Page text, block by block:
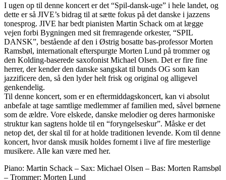
I ugen op til denne koncert er det “Spil-dansk-uge” i hele landet, og
dette er så JIVE’s bidrag til at sætte fokus på det danske i jazzens
tonesprog. JIVE har bedt pianisten Martin Schack om at lægge
vejen forbi Bygningen med sit fremragende orkester, “SPIL
DANSK”, bestående af den i Østrig bosatte bas-professor Morten
Ramsbøl, internationalt efterspurgte Morten Lund på trommer og
den Kolding-baserede saxofonist Michael Olsen. Det er fire fine
herrer, der kender den danske sangskat til bunds OG som kan
jazzificere den, så den lyder helt frisk og original og alligevel
genkendelig.
Til denne koncert, som er en eftermiddagskoncert, kan vi absolut
anbefale at tage samtlige medlemmer af familien med, såvel børnene
som de ældre. Vore elskede, danske melodier og deres harmoniske
struktur kan sagtens holde til en “foryngelseskur”. Måske er det
netop det, der skal til for at holde traditionen levende. Kom til denne
koncert, hvor dansk musik holdes fornemt i live af fire mesterlige
musikere. Alle kan være med her.
Piano: Martin Schack – Sax: Michael Olsen – Bas: Morten Ramsbøl
– Trommer: Morten Lund